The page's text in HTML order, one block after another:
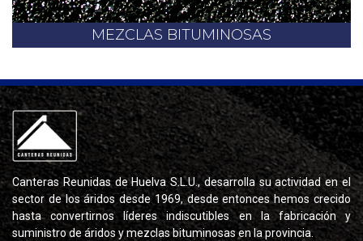
MEZCLAS BITUMINOSAS
Canteras Reunidas de Huelva S.L.U., desarrolla su actividad en el
sector de los áridos desde 1969, desde entonces hemos crecido
hasta convertirnos líderes indiscutibles en la fabricación y
suministro de áridos y mezclas bituminosas en la provincia.